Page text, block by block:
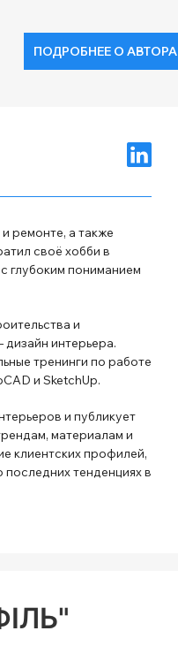
ПОДРОБНЕЕ О АВТОРА
ремонте, а также
своё хобби в
глубоким пониманием
и
дизайн интерьера.
тренинги по работе
и SketchUp.
и публикует
материалам и
клиентских профилей,
тенденциях в